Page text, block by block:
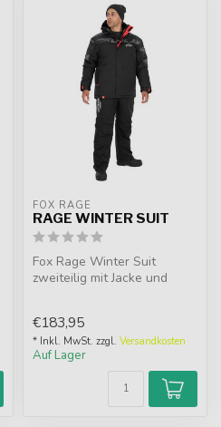
FOX RAGE
RAGE WINTER SUIT
Fox Rage Winter Suit
zweiteilig mit Jacke und
€183,95
* Inkl. MwSt. zzgl. Versandkosten
Auf Lager